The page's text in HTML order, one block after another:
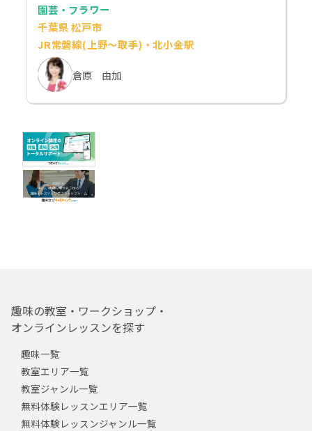
園芸・フラワー
千葉県 松戸市
JR常磐線(上野～取手)・北小金駅
倉原 由加
趣味の教室・ワークショップ・
オンラインレッスンを探す
趣味一覧
教室エリア一覧
教室ジャンル一覧
無料体験レッスンエリア一覧
無料体験レッスンジャンル一覧